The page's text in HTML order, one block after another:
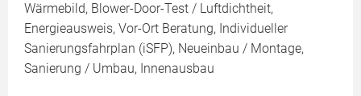
Wärmebild, Blower-Door-Test / Luftdichtheit,
Energieausweis, Vor-Ort Beratung, Individueller
Sanierungsfahrplan (iSFP), Neueinbau / Montage,
Sanierung / Umbau, Innenausbau